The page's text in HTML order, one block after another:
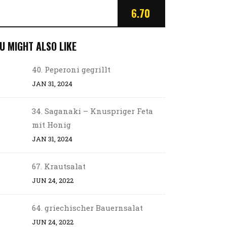
6.70
MIGHT ALSO LIKE
40. Peperoni gegrillt
JAN 31, 2024
34. Saganaki – Knuspriger Feta
mit Honig
JAN 31, 2024
67. Krautsalat
JUN 24, 2022
64. griechischer Bauernsalat
JUN 24, 2022